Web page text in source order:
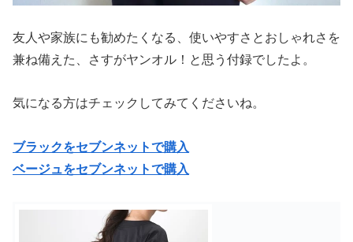
友人や家族にも勧めたくなる、使いやすさとおしゃれさを
兼ね備えた、さすがヤンオル！と思う付録でしたよ。
気になる方はチェックしてみてくださいね。
ブラックをセブンネットで購入
ベージュをセブンネットで購入